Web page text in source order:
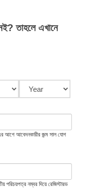
তাহলে এখানে
আগে আবেদনকারীর জন্ম সাল যোগ
পরিচয়পত্র নম্বর দিয়ে রেজিস্টারড